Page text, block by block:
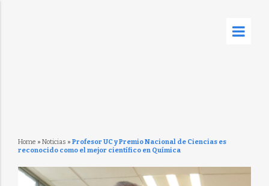
Home » Noticias » Profesor UC y Premio Nacional de Ciencias es
reconocido como el mejor científico en Química